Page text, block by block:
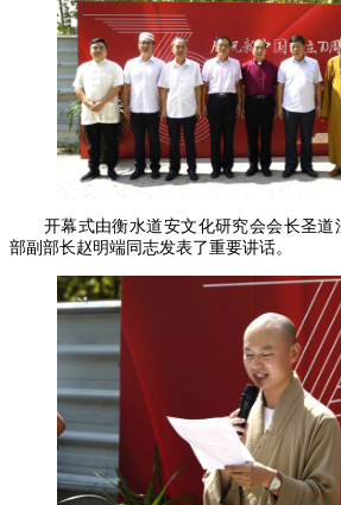
开幕式由衡水道安文化研究会会长圣道
部副部长赵明端同志发表了重要讲话。